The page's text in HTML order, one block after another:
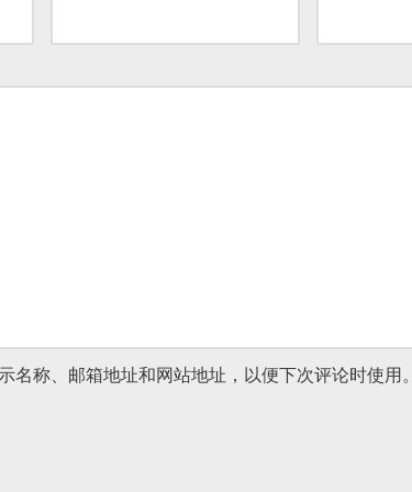
名称、邮箱地址和网站地址，以便下次评论时使用。